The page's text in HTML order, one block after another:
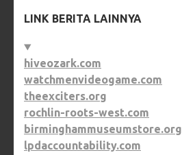
LINK BERITA LAINNYA
hiveozark.com
watchmenvideogame.com
theexciters.org
rochlin-roots-west.com
birminghammuseumstore.org
lpdaccountability.com